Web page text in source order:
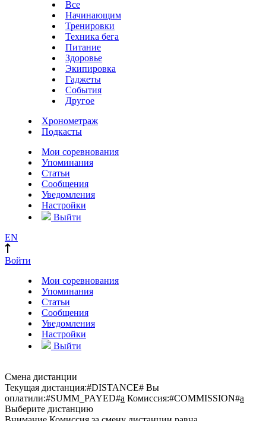
Все
Начинающим
Тренировки
Техника бега
Питание
Здоровье
Экипировка
Гаджеты
События
Другое
Хронометраж
Подкасты
Мои соревнования
Упоминания
Статьи
Сообщения
Уведомления
Настройки
Выйти
EN
Войти
Мои соревнования
Упоминания
Статьи
Сообщения
Уведомления
Настройки
Выйти
Смена дистанции
Текущая дистанция:#DISTANCE# Вы
оплатили:#SUMM_PAYED#a Комиссия:#COMMISSION#a
Выберите дистанцию